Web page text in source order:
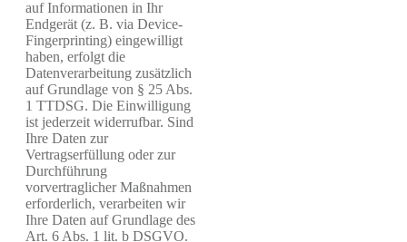
auf Informationen in Ihr
Endgerät (z. B. via Device-
Fingerprinting) eingewilligt
haben, erfolgt die
Datenverarbeitung zusätzlich
auf Grundlage von § 25 Abs.
1 TTDSG. Die Einwilligung
ist jederzeit widerrufbar. Sind
Ihre Daten zur
Vertragserfüllung oder zur
Durchführung
vorvertraglicher Maßnahmen
erforderlich, verarbeiten wir
Ihre Daten auf Grundlage des
Art. 6 Abs. 1 lit. b DSGVO.